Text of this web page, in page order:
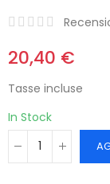
20,40 €
Tasse incluse
In Stock